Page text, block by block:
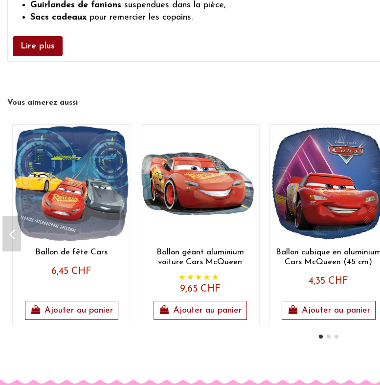
Guirlandes de fanions suspendues dans la pièce,
Sacs cadeaux pour remercier les copains.
Lire plus
Vous aimerez aussi
Ballon de fête Cars
6,45 CHF
Ajouter au panier
Ballon géant aluminium
voiture Cars McQueen
9,65 CHF
Ajouter au panier
Ballon cubique en
Cars McQueen (45 cm)
4,35 CHF
Ajouter au panier